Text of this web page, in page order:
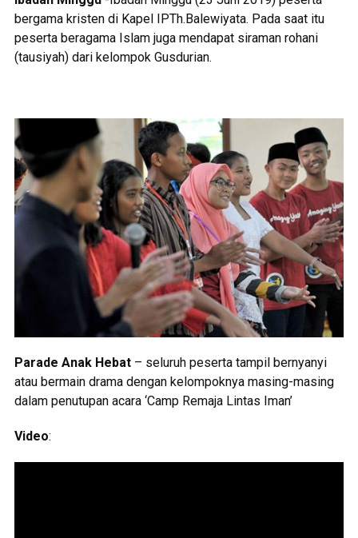
bergama kristen di Kapel IPTh.Balewiyata. Pada saat itu
peserta beragama Islam juga mendapat siraman rohani
(tausiyah) dari kelompok Gusdurian.
Parade Anak Hebat– seluruh peserta tampil bernyanyi
atau bermain drama dengan kelompoknya masing-masing
dalam penutupan acara ‘Camp Remaja Lintas Iman’
Video: